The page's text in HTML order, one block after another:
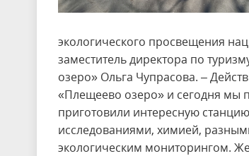
экологического просвещения
заместитель директора по
озеро» Ольга Чупрасова. –
«Плещеево озеро» и сегодня мы
приготовили интересную
исследованиями, химией,
экологическим мониторингом.